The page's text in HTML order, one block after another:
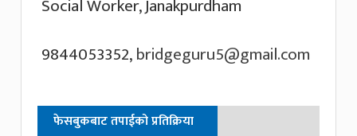
Social Worker, Janakpurdham
9844053352,bridgeguru5@gmail.com
फेसबुकबाट तपाईको प्रतिक्रिया